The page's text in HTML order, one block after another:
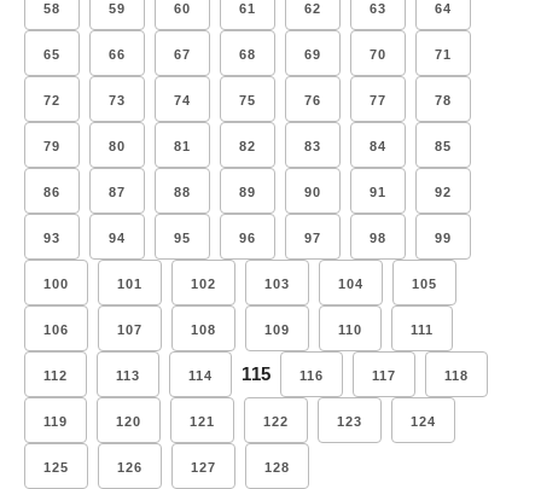
58 59 60 61 62 63 64
65 66 67 68 69 70 71
72 73 74 75 76 77 78
79 80 81 82 83 84 85
86 87 88 89 90 91 92
93 94 95 96 97 98 99
100 101 102 103 104 105
106 107 108 109 110 111
112 113 114 115 116 117 118
119 120 121 122 123 124
125 126 127 128